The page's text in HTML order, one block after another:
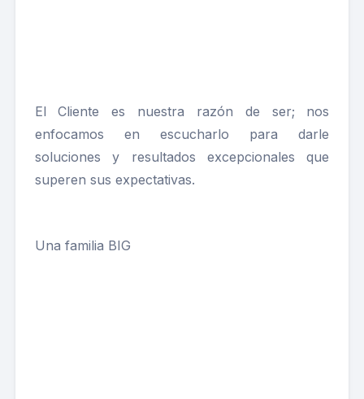
El Cliente es nuestra razón de ser; nos
enfocamos en escucharlo para darle
soluciones y resultados excepcionales que
superen sus expectativas.
Una familia BIG